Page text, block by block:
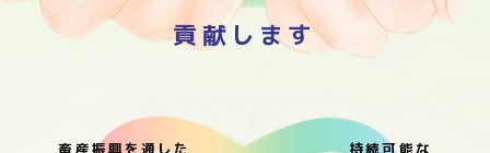
貢献します
畜産振興を通した
持続可能な